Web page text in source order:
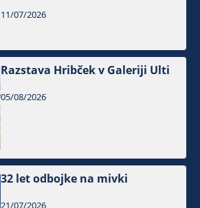
11/07/2026
Razstava Hribček v Galeriji Ulti
05/08/2026
32 let odbojke na mivki
21/07/2026